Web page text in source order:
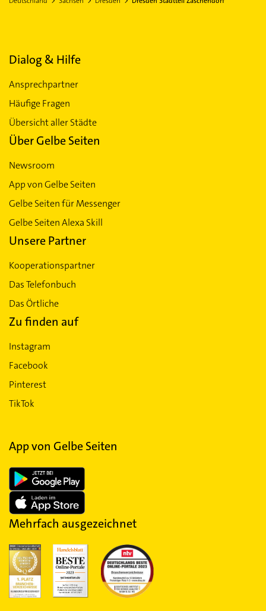
Dialog & Hilfe
Ansprechpartner
Häufige Fragen
Übersicht aller Städte
Über Gelbe Seiten
Newsroom
App von Gelbe Seiten
Gelbe Seiten für Messenger
Gelbe Seiten Alexa Skill
Unsere Partner
Kooperationspartner
Das Telefonbuch
Das Örtliche
Zu finden auf
Instagram
Facebook
Pinterest
TikTok
App von Gelbe Seiten
Mehrfach ausgezeichnet